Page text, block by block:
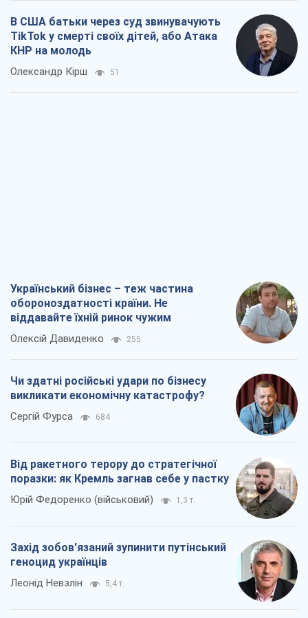
В США батьки через суд звинувачують
TikTok у смерті своїх дітей, або Атака
КНР на молодь
Олександр Кірш 51
Український бізнес – теж частина
обороноздатності країни. Не
віддавайте їхній ринок чужим
Олексій Давиденко 255
Чи здатні російські удари по бізнесу
викликати економічну катастрофу?
Сергій Фурса 684
Від ракетного терору до стратегічної
поразки: як Кремль загнав себе у пастку
Юрій Федоренко (військовий) 1,3 т.
Захід зобов'язаний зупинити путінський
геноцид українців
Леонід Невзлін 5,4 т.